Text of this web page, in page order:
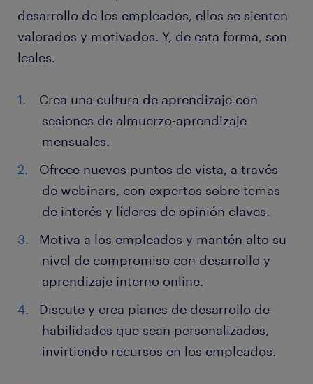
desarrollo de los empleados, ellos se sienten
valorados y motivados. Y, de esta forma, son
leales.
Crea una cultura de aprendizaje con
sesiones de almuerzo-aprendizaje
mensuales.
Ofrece nuevos puntos de vista, a través
de webinars, con expertos sobre temas
de interés y líderes de opinión claves.
Motiva a los empleados y mantén alto su
nivel de compromiso con desarrollo y
aprendizaje interno online.
Discute y crea planes de desarrollo de
habilidades que sean personalizados,
invirtiendo recursos en los empleados.